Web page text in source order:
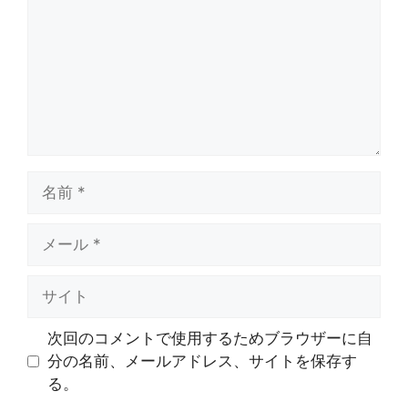
次回のコメントで使用するためブラウザーに自
分の名前、メールアドレス、サイトを保存す
る。